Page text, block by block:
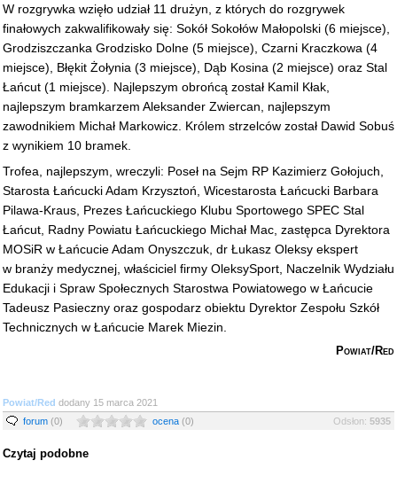
W rozgrywka wzięło udział 11 drużyn, z których do rozgrywek
finałowych zakwalifikowały się: Sokół Sokołów Małopolski (6 miejsce),
Grodziszczanka Grodzisko Dolne (5 miejsce), Czarni Kraczkowa (4
miejsce), Błękit Żołynia (3 miejsce), Dąb Kosina (2 miejsce) oraz Stal
Łańcut (1 miejsce). Najlepszym obrońcą został Kamil Kłak,
najlepszym bramkarzem Aleksander Zwiercan, najlepszym
zawodnikiem Michał Markowicz. Królem strzelców został Dawid Sobuś
z wynikiem 10 bramek.
Trofea, najlepszym, wreczyli: Poseł na Sejm RP Kazimierz Gołojuch,
Starosta Łańcucki Adam Krzysztoń, Wicestarosta Łańcucki Barbara
Pilawa-Kraus, Prezes Łańcuckiego Klubu Sportowego SPEC Stal
Łańcut, Radny Powiatu Łańcuckiego Michał Mac, zastępca Dyrektora
MOSiR w Łańcucie Adam Onyszczuk, dr Łukasz Oleksy ekspert
w branży medycznej, właściciel firmy OleksySport, Naczelnik Wydziału
Edukacji i Spraw Społecznych Starostwa Powiatowego w Łańcucie
Tadeusz Pasieczny oraz gospodarz obiektu Dyrektor Zespołu Szkół
Technicznych w Łańcucie Marek Miezin.
Powiat/Red
Powiat/Red dodany 15 marca 2021
forum (0) ocena (0) Odsłon: 5935
Czytaj podobne